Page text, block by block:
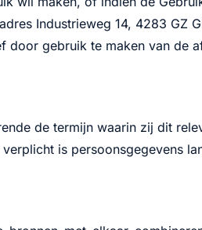
Industrieweg 14, 4283 GZ
door gebruik te maken van de
de termijn waarin zij dit
is persoonsgegevens